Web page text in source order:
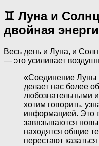
♊ Луна и
двойная
Весь день и Луна, и
— это усиливает
«Соединение Луны
делает нас более
любознательными
хотим говорить,
информацией. Это
завязываются
находятся общие
перестают